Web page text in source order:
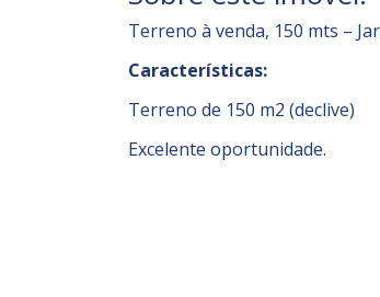
Terreno à venda, 150 mts –
Características:
Terreno de 150 m2 (declive)
Excelente oportunidade.